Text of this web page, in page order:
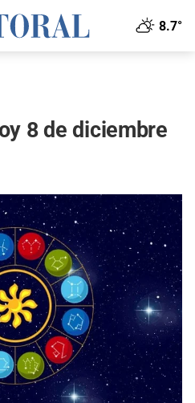
8.7°
8 de diciembre